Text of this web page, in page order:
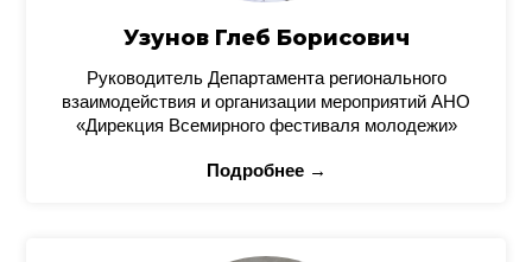
Узунов Глеб Борисович
Руководитель Департамента регионального
взаимодействия и организации мероприятий АНО
«Дирекция Всемирного фестиваля молодежи»
Подробнее →